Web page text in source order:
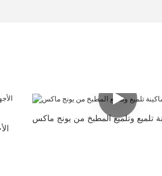
تلميع وتلميع المطبخ من يونج ماكس